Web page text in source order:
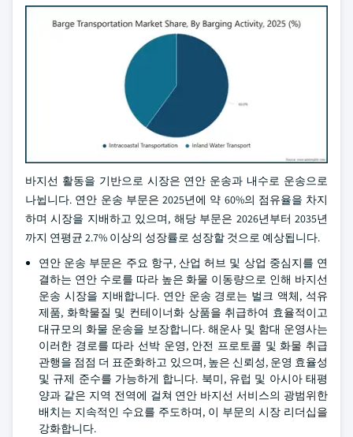
바지선 활동을 기반으로 시장은 연안 운송과 내수로 운송으로
나뉩니다. 연안 운송 부문은 2025년에 약 60%의 점유율을 차지
하며 시장을 지배하고 있으며, 해당 부문은 2026년부터 2035년
까지 연평균 2.7% 이상의 성장률로 성장할 것으로 예상됩니다.
연안 운송 부문은 주요 항구, 산업 허브 및 상업 중심지를 연
결하는 연안 수로를 따라 높은 화물 이동량으로 인해 바지선
운송 시장을 지배합니다. 연안 운송 경로는 벌크 액체, 석유
제품, 화학물질 및 컨테이너화 상품을 취급하여 효율적이고
대규모의 화물 운송을 보장합니다. 해운사 및 함대 운영사는
이러한 경로를 따라 선박 운영, 안전 프로토콜 및 화물 취급
관행을 점점 더 표준화하고 있으며, 높은 신뢰성, 운영 효율성
및 규제 준수를 가능하게 합니다. 북미, 유럽 및 아시아 태평
양과 같은 지역 전역에 걸쳐 연안 바지선 서비스의 광범위한
배치는 지속적인 수요를 주도하며, 이 부문의 시장 리더십을
강화합니다.